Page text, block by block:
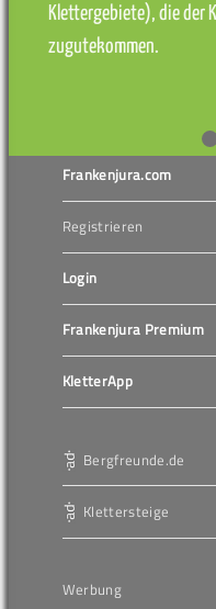
Klettergebiete), die der
zugutekommen.
Frankenjura.com
Registrieren
Login
Frankenjura Premium
KletterApp
Bergfreunde.de
Klettersteige
Werbung